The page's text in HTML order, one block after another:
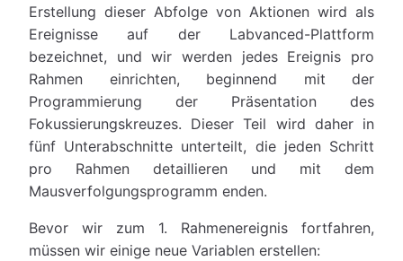
Erstellung dieser Abfolge von Aktionen wird als
Ereignisse auf der Labvanced-Plattform
bezeichnet, und wir werden jedes Ereignis pro
Rahmen einrichten, beginnend mit der
Programmierung der Präsentation des
Fokussierungskreuzes. Dieser Teil wird daher in
fünf Unterabschnitte unterteilt, die jeden Schritt
pro Rahmen detaillieren und mit dem
Mausverfolgungsprogramm enden.
Bevor wir zum 1. Rahmenereignis fortfahren,
müssen wir einige neue Variablen erstellen: